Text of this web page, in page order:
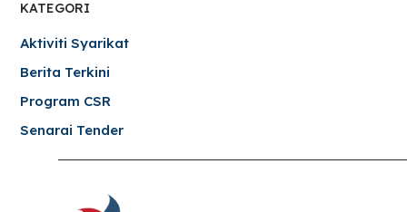
KATEGORI
Aktiviti Syarikat
Berita Terkini
Program CSR
Senarai Tender